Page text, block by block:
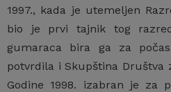
1997., kada je utemeljen
bio je prvi tajnik tog
gumaraca bira ga za
potvrdila i Skupština
Godine 1998. izabran je za